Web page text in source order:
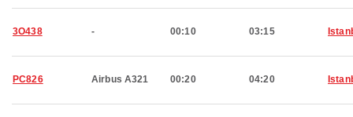
3O438 - 00:10 03:15
PC826 Airbus A321 00:20 04:20